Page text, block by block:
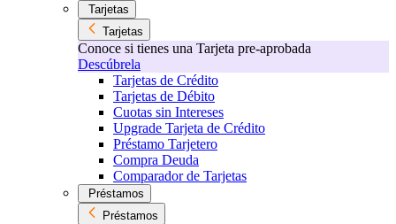
Tarjetas
Tarjetas
Conoce si tienes una Tarjeta pre-aprobada
Descúbrela
Tarjetas de Crédito
Tarjetas de Débito
Cuotas sin Intereses
Upgrade Tarjeta de Crédito
Préstamo Tarjetero
Compra Deuda
Comparador de Tarjetas
Préstamos
Préstamos